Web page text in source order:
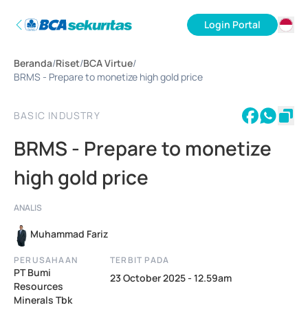
Login Portal
Beranda/Riset/BCA Virtue/
BRMS - Prepare to monetize high gold price
BASIC INDUSTRY
BRMS - Prepare to monetize
high gold price
ANALIS
Muhammad Fariz
PERUSAHAAN
PT Bumi
Resources
Minerals Tbk
TERBIT PADA
23 October 2025 - 12.59am